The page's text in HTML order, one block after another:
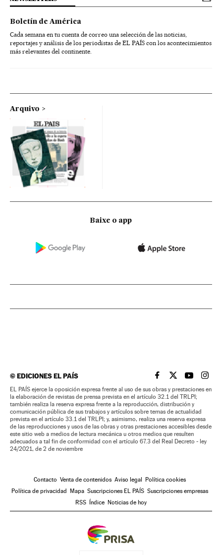
Boletín de América
Cada semana en tu cuenta de correo una selección de las noticias,
reportajes y análisis de los periodistas de EL PAÍS con los acontecimientos
más relevantes del continente.
Arquivo
Baixe o app
©EDICIONES EL PAÍS EL PAÍS BRASIL EN
EL PAÍSEL PAÍS
EL
EL PAÍS ejerce la oposición expresa frente al uso de sus obras y prestaciones en
la elaboración de revistas de prensa prevista en el artículo 32.1 del TRLPI;
también realiza la reserva expresa frente a la reproducción, distribución y
comunicación pública de sus trabajos y artículos sobre temas de actualidad
prevista en el artículo 33.1 del TRLPI; y, asimismo, realiza una reserva expresa
de las reproducciones y usos de las obras y otras prestaciones accesibles desde
este sitio web a medios de lectura mecánica u otros medios que resulten
adecuados a tal fin de conformidad con el artículo 67.3 del Real Decreto - ley
24/2021, de 2 de noviembre
Contacto Venta de contenidos Aviso legal
Política cookies
Política de privacidad
Mapa Suscripciones EL PAÍS Suscripciones empresas
RSS
Índice Noticias de hoy